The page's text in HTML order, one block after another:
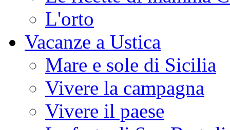
L'orto
Vacanze a Ustica
Mare e sole di Sicilia
Vivere la campagna
Vivere il paese